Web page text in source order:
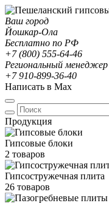
Ваш город
Йошкар-Ола
Бесплатно по РФ
+7 (800) 555-64-46
Региональный менеджер
+7 910-899-36-40
Написать в Max
Продукция
Гипсовые блоки
2 товаров
Гипсостружечная плита
26 товаров